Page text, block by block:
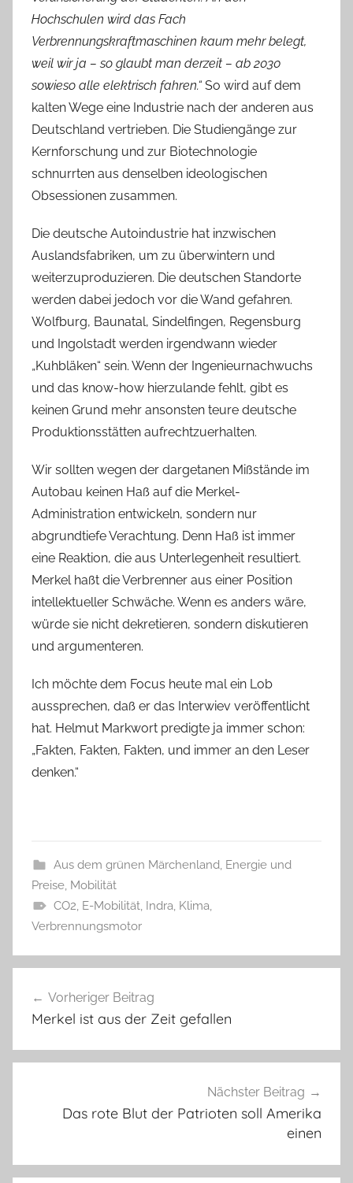
Hochschulen wird das Fach
Verbrennungskraftmaschinen kaum mehr belegt,
weil wir ja – so glaubt man derzeit – ab 2030
sowieso alle elektrisch fahren.“ So wird auf dem
kalten Wege eine Industrie nach der anderen aus
Deutschland vertrieben. Die Studiengänge zur
Kernforschung und zur Biotechnologie
schnurrten aus denselben ideologischen
Obsessionen zusammen.
Die deutsche Autoindustrie hat inzwischen
Auslandsfabriken, um zu überwintern und
weiterzuproduzieren. Die deutschen Standorte
werden dabei jedoch vor die Wand gefahren.
Wolfburg, Baunatal, Sindelfingen, Regensburg
und Ingolstadt werden irgendwann wieder
„Kuhbläken“ sein. Wenn der Ingenieurnachwuchs
und das know-how hierzulande fehlt, gibt es
keinen Grund mehr ansonsten teure deutsche
Produktionsstätten aufrechtzuerhalten.
Wir sollten wegen der dargetanen Mißstände im
Autobau keinen Haß auf die Merkel-
Administration entwickeln, sondern nur
abgrundtiefe Verachtung. Denn Haß ist immer
eine Reaktion, die aus Unterlegenheit resultiert.
Merkel haßt die Verbrenner aus einer Position
intellektueller Schwäche. Wenn es anders wäre,
würde sie nicht dekretieren, sondern diskutieren
und argumenteren.
Ich möchte dem Focus heute mal ein Lob
aussprechen, daß er das Interwiev veröffentlicht
hat. Helmut Markwort predigte ja immer schon:
„Fakten, Fakten, Fakten, und immer an den Leser
denken.“
Aus dem grünen Märchenland, Energie und
Preise, Mobilität
CO2, E-Mobilität, Indra, Klima,
Verbrennungsmotor
Vorheriger Beitrag
Merkel ist aus der Zeit gefallen
Nächster Beitrag
Das rote Blut der Patrioten soll Amerika
einen